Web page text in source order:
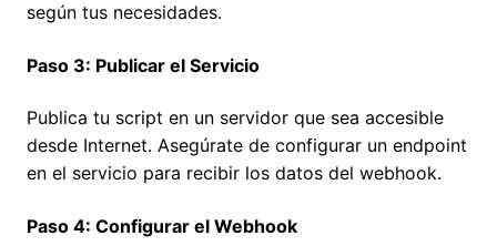
según tus necesidades.
Paso 3: Publicar el Servicio
Publica tu script en un servidor que sea accesible
desde Internet. Asegúrate de configurar un endpoint
en el servicio para recibir los datos del webhook.
Paso 4: Configurar el Webhook